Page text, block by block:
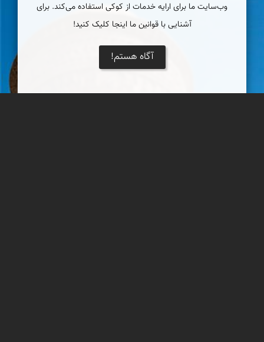
وب‌سایت ما برای ارایه خدمات از کوکی استفاده می‌کند. برای
آشنایی با قوانین ما اینجا کلیک کنید!
آگاه هستم!